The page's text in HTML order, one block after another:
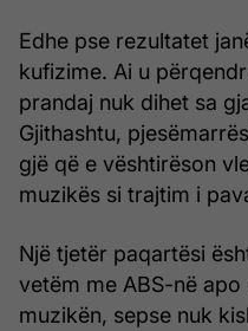
Edhe pse rezultatet
kufizime. Ai u
prandaj nuk dihet sa
Gjithashtu,
gjë që e vështirëson
muzikës si trajtim i
Një tjetër paqartësi
vetëm me ABS-në
muzikën, sepse nuk